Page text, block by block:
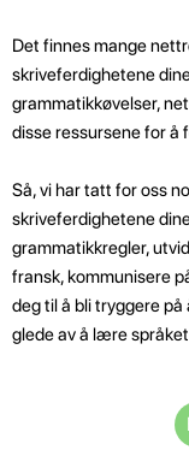
Det finnes mange
skriveferdighetene
grammatikkøvelser,
disse ressursene for å
Så, vi har tatt for oss
skriveferdighetene
grammatikkregler,
fransk, kommunisere
deg til å bli tryggere på
glede av å lære